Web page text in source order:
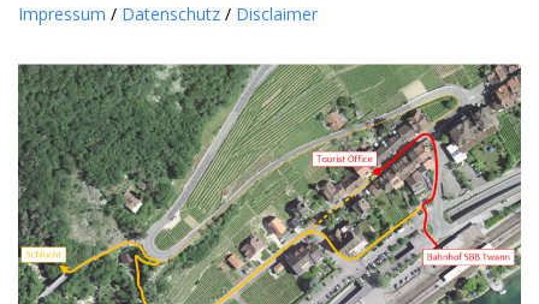
Impressum / Datenschutz / Disclaimer